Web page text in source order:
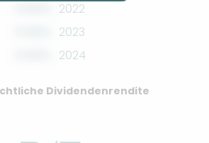
2022
2023
2024
Dividendenrendite